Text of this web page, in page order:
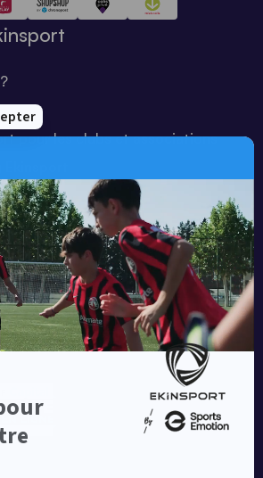
pour les clubs et associations